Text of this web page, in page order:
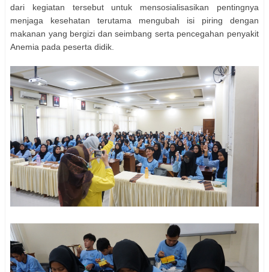
dari kegiatan tersebut untuk mensosialisasikan pentingnya
menjaga kesehatan terutama mengubah isi piring dengan
makanan yang bergizi dan seimbang serta pencegahan penyakit
Anemia pada peserta didik.